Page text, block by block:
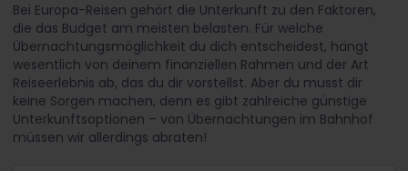
Bei Europa-Reisen gehört die Unterkunft zu den Faktoren,
die das Budget am meisten belasten. Für welche
Übernachtungsmöglichkeit du dich entscheidest, hängt
wesentlich von deinem finanziellen Rahmen und der Art
Reiseerlebnis ab, das du dir vorstellst. Aber du musst dir
keine Sorgen machen, denn es gibt zahlreiche günstige
Unterkunftsoptionen – von Übernachtungen im Bahnhof
müssen wir allerdings abraten!